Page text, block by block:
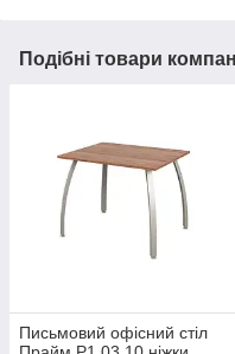
Подібні товари
Письмовий офісний стіл